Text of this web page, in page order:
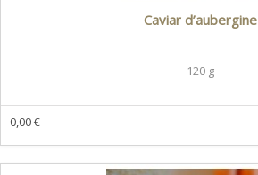
Caviar d’aubergine
120 g
0,00 €